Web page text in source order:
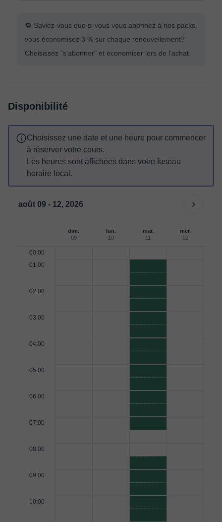
🔁 Saviez-vous que si vous vous abonnez à nos packs,
vous économisez 3 % sur chaque renouvellement?
Choisissez "s'abonner" et économiser lors de l'achat.
Disponibilité
Choisissez une date et une heure pour commencer
à réserver votre cours.
Les heures sont affichées dans votre fuseau
horaire local.
août 09 - 12, 2026
dim.
09
lun.
10
mar.
11
mer.
12
00:00
01:00
02:00
03:00
04:00
05:00
06:00
07:00
08:00
09:00
10:00